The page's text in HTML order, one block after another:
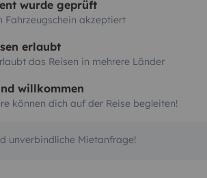
wurde geprüft
Fahrzeugschein akzeptiert
erlaubt
das Reisen in mehrere Länder
willkommen
können dich auf der Reise begleiten!
unverbindliche Mietanfrage!